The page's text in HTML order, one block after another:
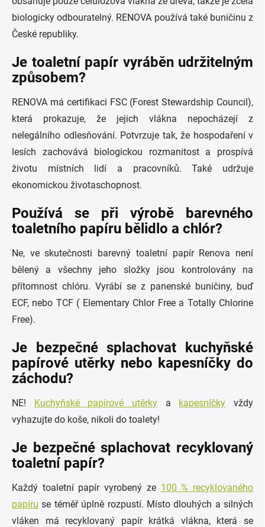
biologicky odbouratelný. RENOVA používá také buničinu z
České republiky.
Je toaletní papír vyráběn udržitelným
způsobem?
RENOVA má certifikaci FSC (Forest Stewardship Council),
která prokazuje, že jejich vlákna nepocházejí z
nelegálního odlesňování. Potvrzuje tak, že hospodaření v
lesích zachovává biologickou rozmanitost a prospívá
životu místních lidí a pracovníků. Také udržuje
ekonomickou životaschopnost.
Používá se při výrobě barevného
toaletního papíru bělidlo a chlór?
Ne, ve skutečnosti barevný toaletní papír Renova není
bělený a všechny jeho složky jsou kontrolovány na
přítomnost chlóru. Vyrábí se z panenské buničiny, buď
ECF, nebo TCF ( Elementary Chlor Free a Totally Chlorine
Free).
Je bezpečné splachovat kuchyňské
papírové utěrky nebo kapesníčky do
záchodu?
NE! Kuchyňské papírové utěrky a kapesníčky vždy
vyhazujte do koše, nikoli do toalety!
Je bezpečné splachovat recyklovaný
toaletní papír?
Každý toaletní papír vyrobený ze 100 % recyklovaného
papíru se téměř úplně rozpustí. Místo dlouhých a silných
vláken má recyklovaný papír krátká vlákna, která se